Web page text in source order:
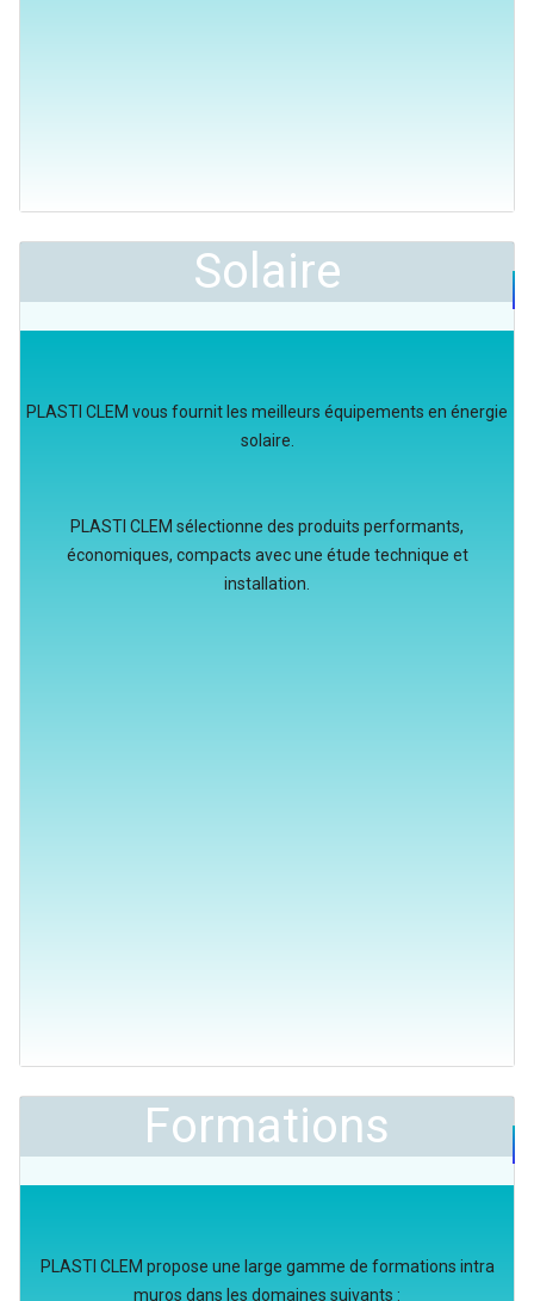
Solaire
PLASTI CLEM vous fournit les meilleurs équipements en énergie
solaire.
PLASTI CLEM sélectionne des produits performants,
économiques, compacts avec une étude technique et
installation.
Formations
PLASTI CLEM propose une large gamme de formations intra
muros dans les domaines suivants :